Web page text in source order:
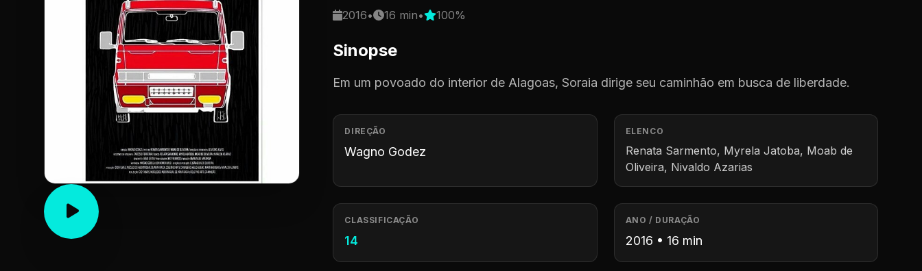
2016• 16 min• 100%
Sinopse
Em um povoado do interior de Alagoas, Soraia dirige seu caminhão em busca de liberdade.
DIREÇÃO
Wagno Godez
ELENCO
Renata Sarmento, Myrela Jatoba, Moab de
Oliveira, Nivaldo Azarias
CLASSIFICAÇÃO
14
ANO / DURAÇÃO
2016 • 16 min